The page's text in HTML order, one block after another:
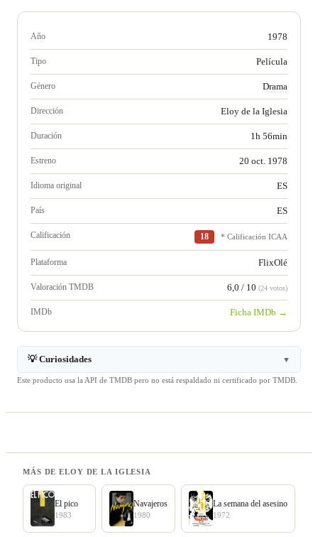
Año 1978
Tipo Película
Género Drama
Dirección Eloy de la Iglesia
Duración 1h 56min
Estreno 20 oct. 1978
Idioma original ES
País ES
Calificación 18 * Calificación ICAA
Plataforma FlixOlé
Valoración TMDB 6,0 / 10 (24 votos)
IMDb Ficha IMDb →
💡 Curiosidades ▼
Este producto usa la API de TMDB pero no está respaldado ni certificado por TMDB.
MÁS DE ELOY DE LA IGLESIA
El pico
1983
Navajeros
1980
La semana del asesino
1972